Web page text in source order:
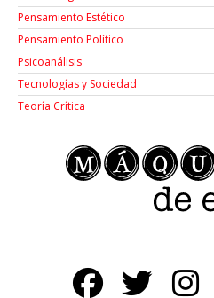
Pensamiento Estético
Pensamiento Político
Psicoanálisis
Tecnologías y Sociedad
Teoría Crítica